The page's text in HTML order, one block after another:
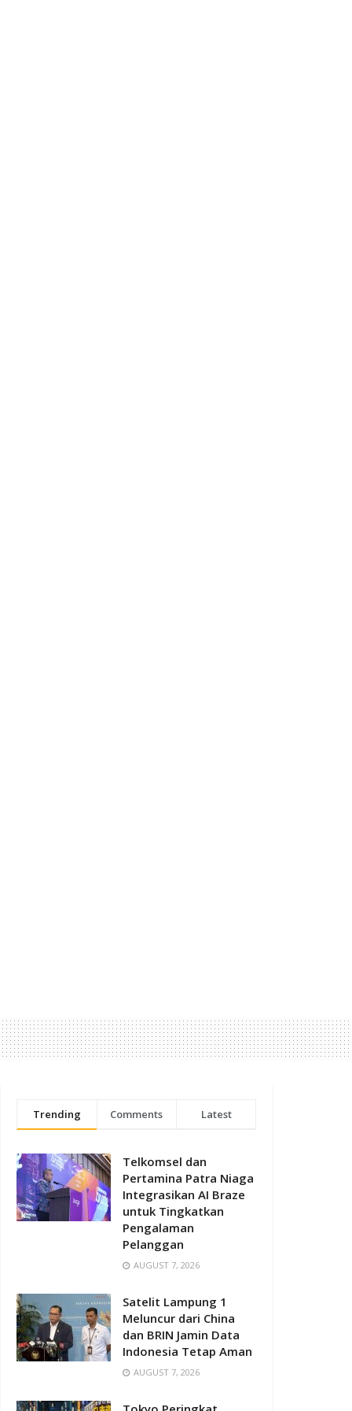
Trending Comments Latest
Telkomsel dan
Pertamina Patra Niaga
Integrasikan AI Braze
untuk Tingkatkan
Pengalaman
Pelanggan
AUGUST 7, 2026
Satelit Lampung 1
Meluncur dari China
dan BRIN Jamin Data
Indonesia Tetap Aman
AUGUST 7, 2026